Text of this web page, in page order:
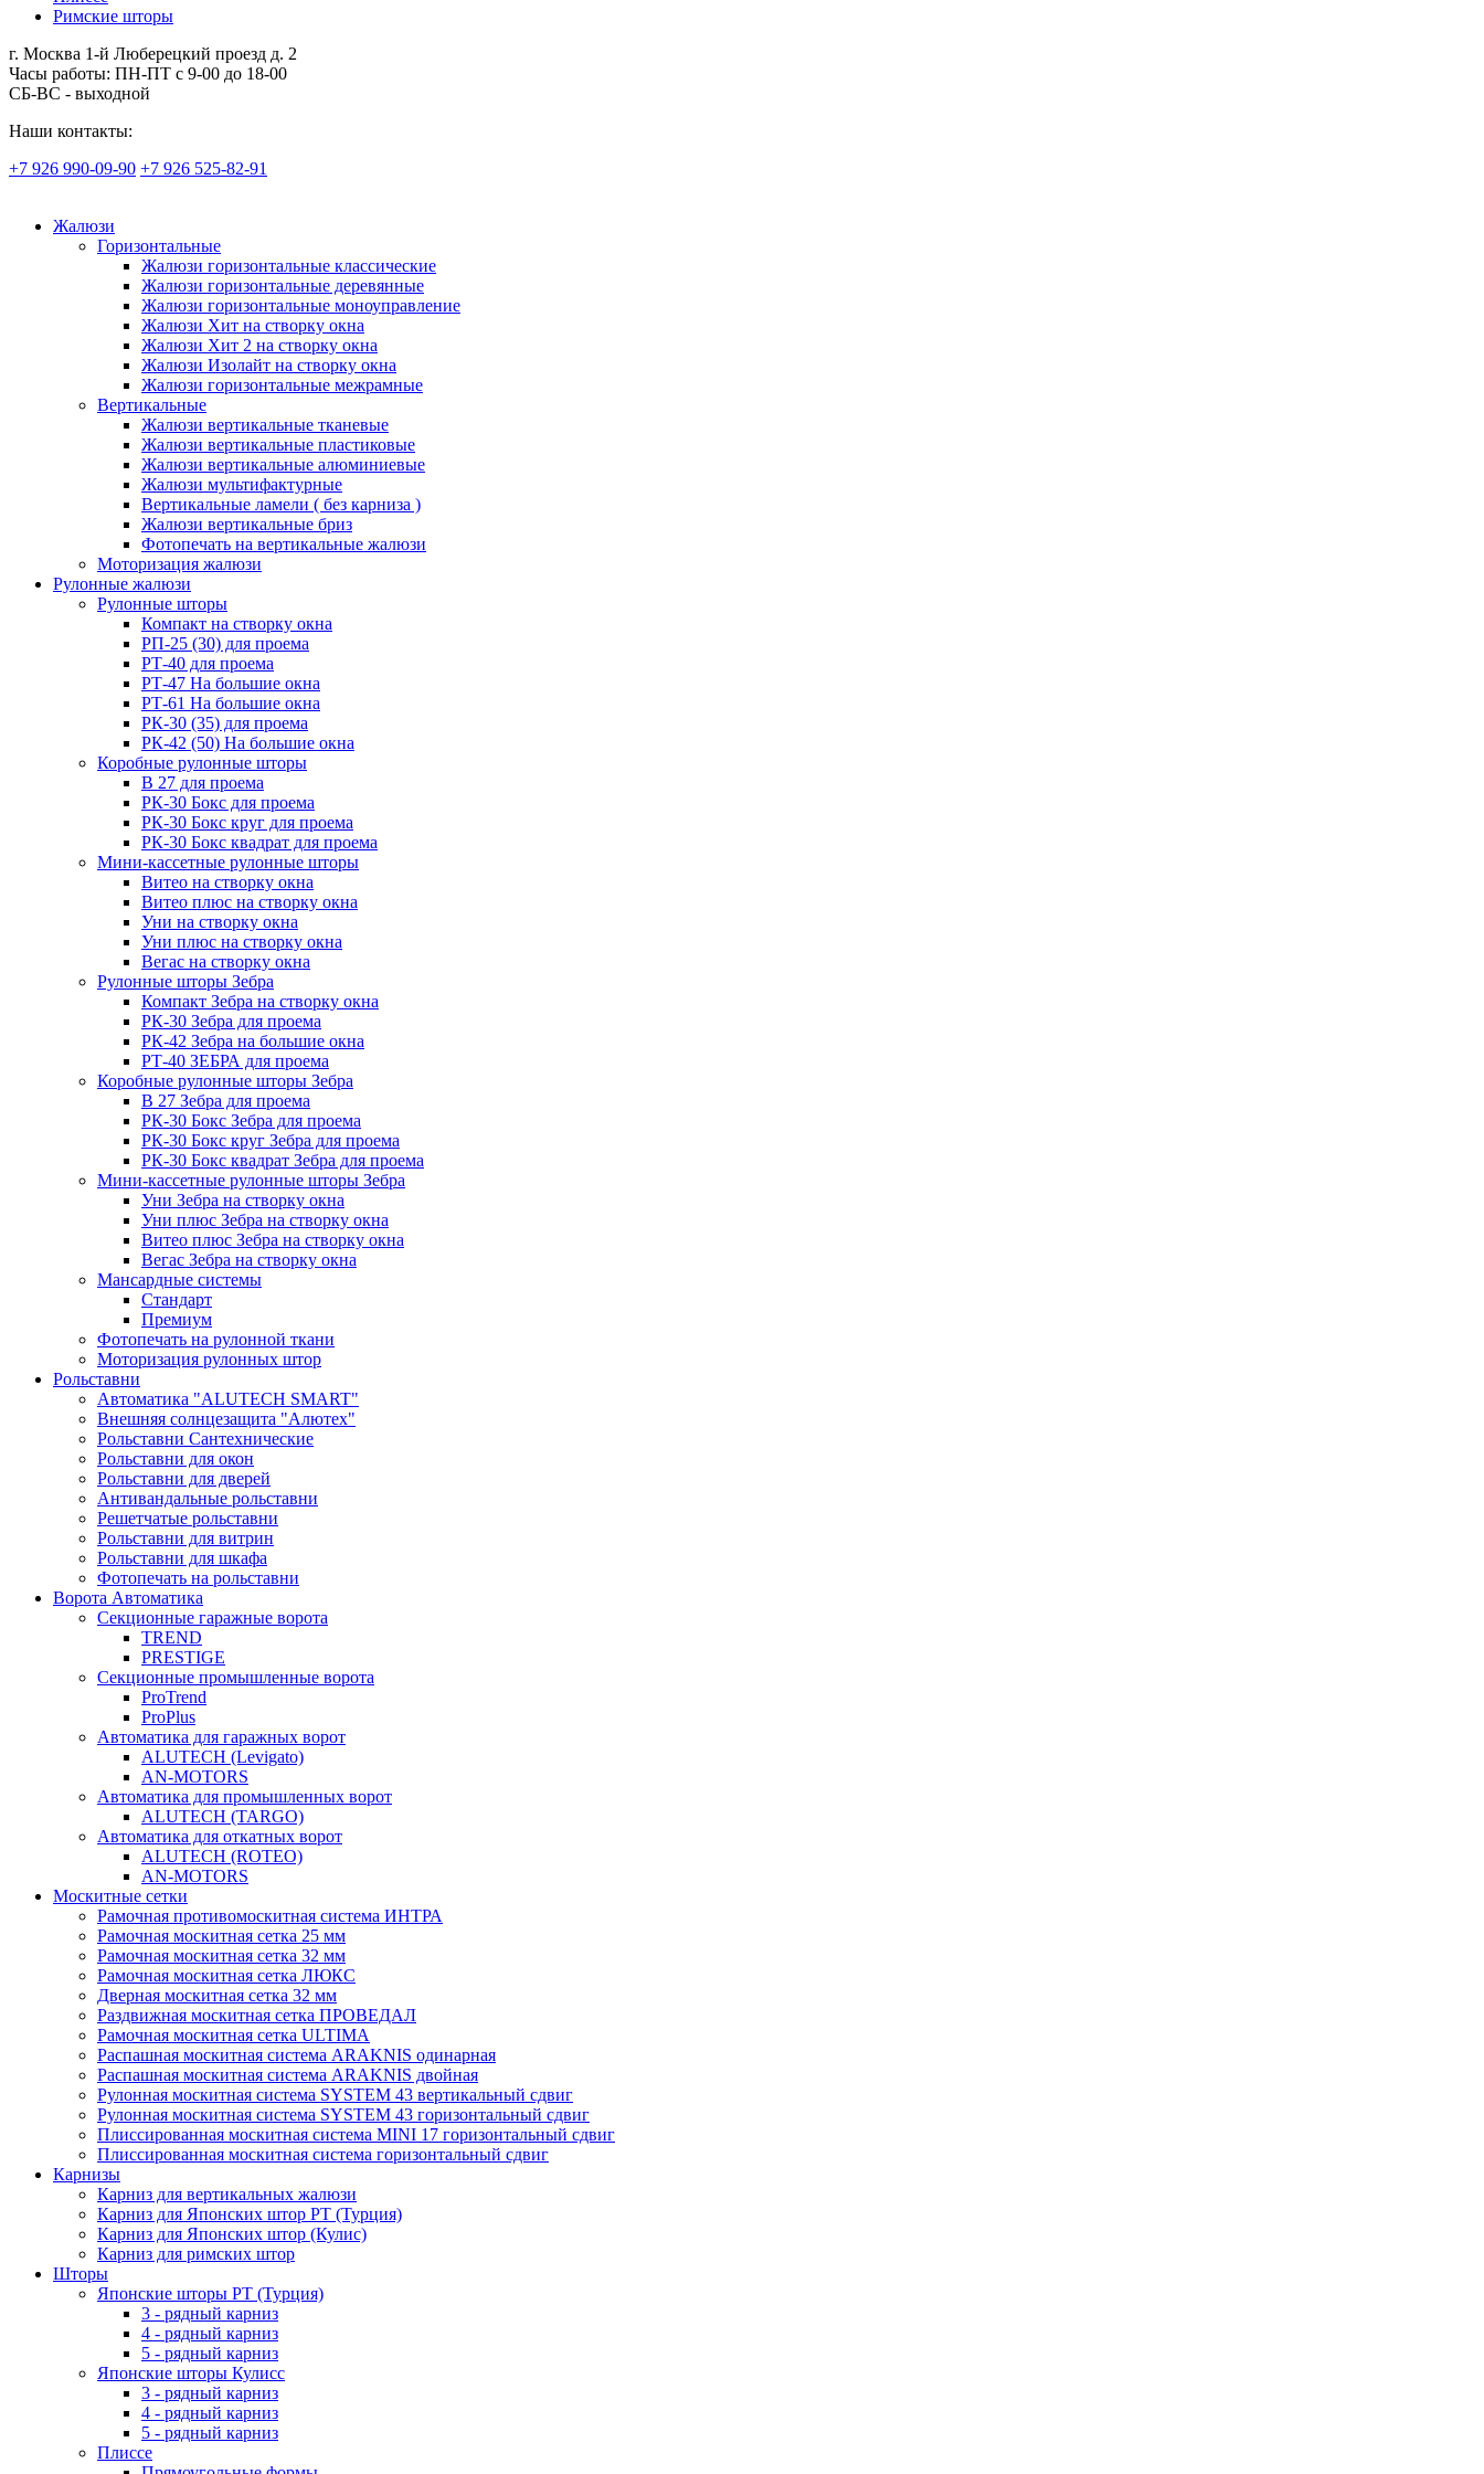
Римские шторы
г. Москва 1-й Люберецкий проезд д. 2
Часы работы: ПН-ПТ с 9-00 до 18-00
СБ-ВС - выходной
Наши контакты:
+7 926 990-09-90 +7 926 525-82-91
Жалюзи
Горизонтальные
Жалюзи горизонтальные классические
Жалюзи горизонтальные деревянные
Жалюзи горизонтальные моноуправление
Жалюзи Хит на створку окна
Жалюзи Хит 2 на створку окна
Жалюзи Изолайт на створку окна
Жалюзи горизонтальные межрамные
Вертикальные
Жалюзи вертикальные тканевые
Жалюзи вертикальные пластиковые
Жалюзи вертикальные алюминиевые
Жалюзи мультифактурные
Вертикальные ламели ( без карниза )
Жалюзи вертикальные бриз
Фотопечать на вертикальные жалюзи
Моторизация жалюзи
Рулонные жалюзи
Рулонные шторы
Компакт на створку окна
РП-25 (30) для проема
РТ-40 для проема
РТ-47 На большие окна
РТ-61 На большие окна
РК-30 (35) для проема
РК-42 (50) На большие окна
Коробные рулонные шторы
B 27 для проема
РК-30 Бокс для проема
РК-30 Бокс круг для проема
РК-30 Бокс квадрат для проема
Мини-кассетные рулонные шторы
Витео на створку окна
Витео плюс на створку окна
Уни на створку окна
Уни плюс на створку окна
Вегас на створку окна
Рулонные шторы Зебра
Компакт Зебра на створку окна
РК-30 Зебра для проема
РК-42 Зебра на большие окна
РТ-40 ЗЕБРА для проема
Коробные рулонные шторы Зебра
B 27 Зебра для проема
РК-30 Бокс Зебра для проема
РК-30 Бокс круг Зебра для проема
РК-30 Бокс квадрат Зебра для проема
Мини-кассетные рулонные шторы Зебра
Уни Зебра на створку окна
Уни плюс Зебра на створку окна
Витео плюс Зебра на створку окна
Вегас Зебра на створку окна
Мансардные системы
Стандарт
Премиум
Фотопечать на рулонной ткани
Моторизация рулонных штор
Рольставни
Автоматика "ALUTECH SMART"
Внешняя солнцезащита "Алютех"
Рольставни Сантехнические
Рольставни для окон
Рольставни для дверей
Антивандальные рольставни
Решетчатые рольставни
Рольставни для витрин
Рольставни для шкафа
Фотопечать на рольставни
Ворота Автоматика
Секционные гаражные ворота
TREND
PRESTIGE
Секционные промышленные ворота
ProTrend
ProPlus
Автоматика для гаражных ворот
ALUTECH (Levigato)
AN-MOTORS
Автоматика для промышленных ворот
ALUTECH (TARGO)
Автоматика для откатных ворот
ALUTECH (ROTEO)
AN-MOTORS
Москитные сетки
Рамочная противомоскитная система ИНТРА
Рамочная москитная сетка 25 мм
Рамочная москитная сетка 32 мм
Рамочная москитная сетка ЛЮКС
Дверная москитная сетка 32 мм
Раздвижная москитная сетка ПРОВЕДАЛ
Рамочная москитная сетка ULTIMA
Распашная москитная система ARAKNIS одинарная
Распашная москитная система ARAKNIS двойная
Рулонная москитная система SYSTEM 43 вертикальный сдвиг
Рулонная москитная система SYSTEM 43 горизонтальный сдвиг
Плиссированная москитная система MINI 17 горизонтальный сдвиг
Плиссированная москитная система горизонтальный сдвиг
Карнизы
Карниз для вертикальных жалюзи
Карниз для Японских штор РТ (Турция)
Карниз для Японских штор (Кулис)
Карниз для римских штор
Шторы
Японские шторы РТ (Турция)
3 - рядный карниз
4 - рядный карниз
5 - рядный карниз
Японские шторы Кулисс
3 - рядный карниз
4 - рядный карниз
5 - рядный карниз
Плиссе